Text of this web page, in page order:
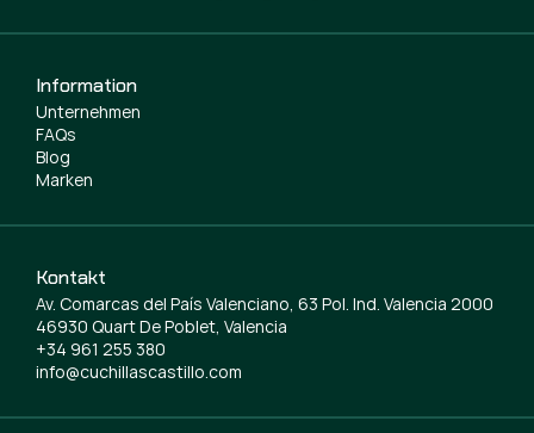
Information
Unternehmen
FAQs
Blog
Marken
Kontakt
Av. Comarcas del País Valenciano, 63 Pol. Ind. Valencia 2000
46930 Quart De Poblet, Valencia
+34 961 255 380
info@cuchillascastillo.com